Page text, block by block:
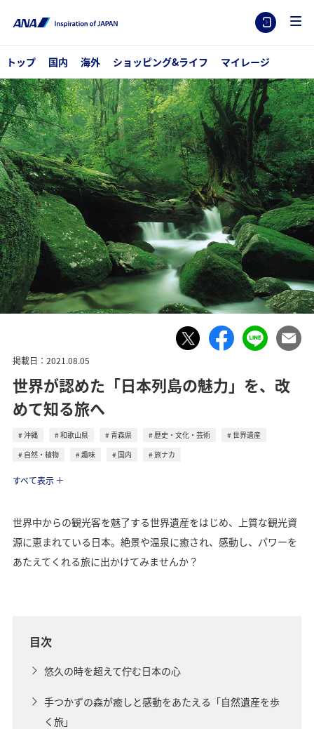
トップ 国内 海外 ショッピング&ライフ マイレージ
掲載日：2021.08.05
世界が認めた「日本列島の魅力」を、改
めて知る旅へ
沖縄 和歌山県 青森県 歴史・文化・芸術
世界遺産
自然・植物
趣味 国内
旅ナカ
すべて表示
世界中からの観光客を魅了する世界遺産をはじめ、上質な観光資
源に恵まれている日本。絶景や温泉に癒され、感動し、パワーを
あたえてくれる旅に出かけてみませんか？
目次
悠久の時を超えて佇む日本の心
手つかずの森が癒しと感動をあたえる「自然遺産を歩
く旅」